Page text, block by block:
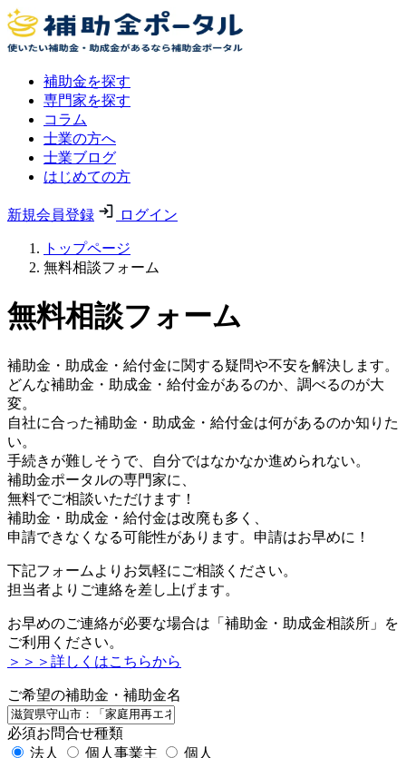
補助金を探す
専門家を探す
コラム
士業の方へ
士業ブログ
はじめての方
新規会員登録 ログイン
トップページ
無料相談フォーム
無料相談フォーム
補助金・助成金・給付金に関する疑問や不安を解決します。
どんな補助金・助成金・給付金があるのか、調べるのが大
変。
自社に合った補助金・助成金・給付金は何があるのか知りた
い。
手続きが難しそうで、自分ではなかなか進められない。
補助金ポータルの専門家に、
無料でご相談いただけます！
補助金・助成金・給付金は改廃も多く、
申請できなくなる可能性があります。申請はお早めに！
下記フォームよりお気軽にご相談ください。
担当者よりご連絡を差し上げます。
お早めのご連絡が必要な場合は「補助金・助成金相談所」を
ご利用ください。
＞＞＞詳しくはこちらから
ご希望の補助金・補助金名
必須お問合せ種類
法人
個人事業主
個人